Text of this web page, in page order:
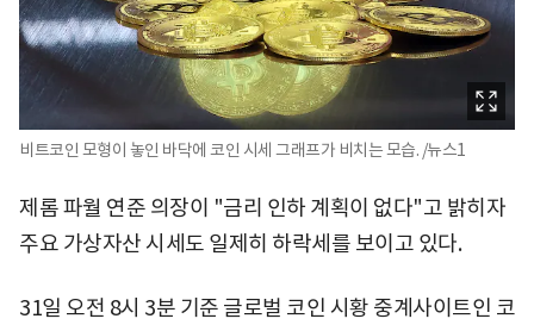
비트코인 모형이 놓인 바닥에 코인 시세 그래프가 비치는 모습. /뉴스1
제롬 파월 연준 의장이 "금리 인하 계획이 없다"고 밝히자
주요 가상자산 시세도 일제히 하락세를 보이고 있다.
31일 오전 8시 3분 기준 글로벌 코인 시황 중계사이트인 코